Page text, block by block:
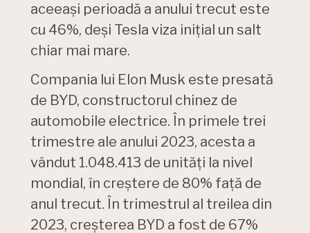
aceeași perioadă a anului trecut este
cu 46%, deși Tesla viza inițial un salt
chiar mai mare.
Compania lui Elon Musk este presată
de BYD, constructorul chinez de
automobile electrice. În primele trei
trimestre ale anului 2023, acesta a
vândut 1.048.413 de unități la nivel
mondial, în creștere de 80% față de
anul trecut. În trimestrul al treilea din
2023, creșterea BYD a fost de 67%